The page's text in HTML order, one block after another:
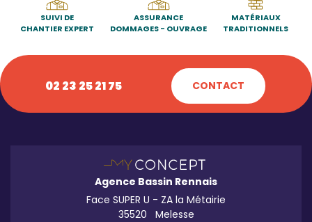
SUIVI DE
CHANTIER EXPERT
ASSURANCE
DOMMAGES - OUVRAGE
MATÉRIAUX
TRADITIONNELS
02 23 25 21 75 CONTACT
Agence Bassin Rennais
Face SUPER U - ZA la Métairie
35520
Melesse